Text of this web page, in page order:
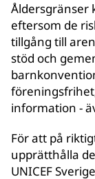
Åldersgränser
eftersom de
tillgång till
stöd och
information -
För att på
upprätthålla
UNICEF